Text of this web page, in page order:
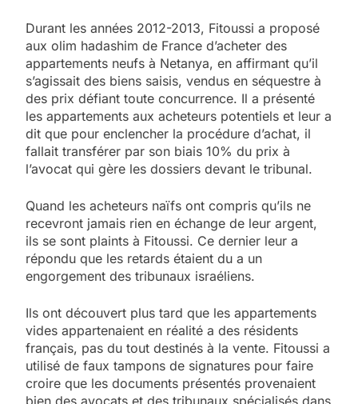
Durant les années 2012-2013, Fitoussi a proposé
aux olim hadashim de France d’acheter des
appartements neufs à Netanya, en affirmant qu’il
s’agissait des biens saisis, vendus en séquestre à
des prix défiant toute concurrence. Il a présenté
les appartements aux acheteurs potentiels et leur a
dit que pour enclencher la procédure d’achat, il
fallait transférer par son biais 10% du prix à
l’avocat qui gère les dossiers devant le tribunal.
Quand les acheteurs naïfs ont compris qu’ils ne
recevront jamais rien en échange de leur argent,
ils se sont plaints à Fitoussi. Ce dernier leur a
répondu que les retards étaient du a un
engorgement des tribunaux israéliens.
Ils ont découvert plus tard que les appartements
vides appartenaient en réalité a des résidents
français, pas du tout destinés à la vente. Fitoussi a
utilisé de faux tampons de signatures pour faire
croire que les documents présentés provenaient
bien des avocats et des tribunaux spécialisés dans